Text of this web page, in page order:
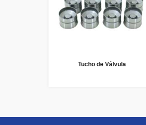
Tucho de Válvula